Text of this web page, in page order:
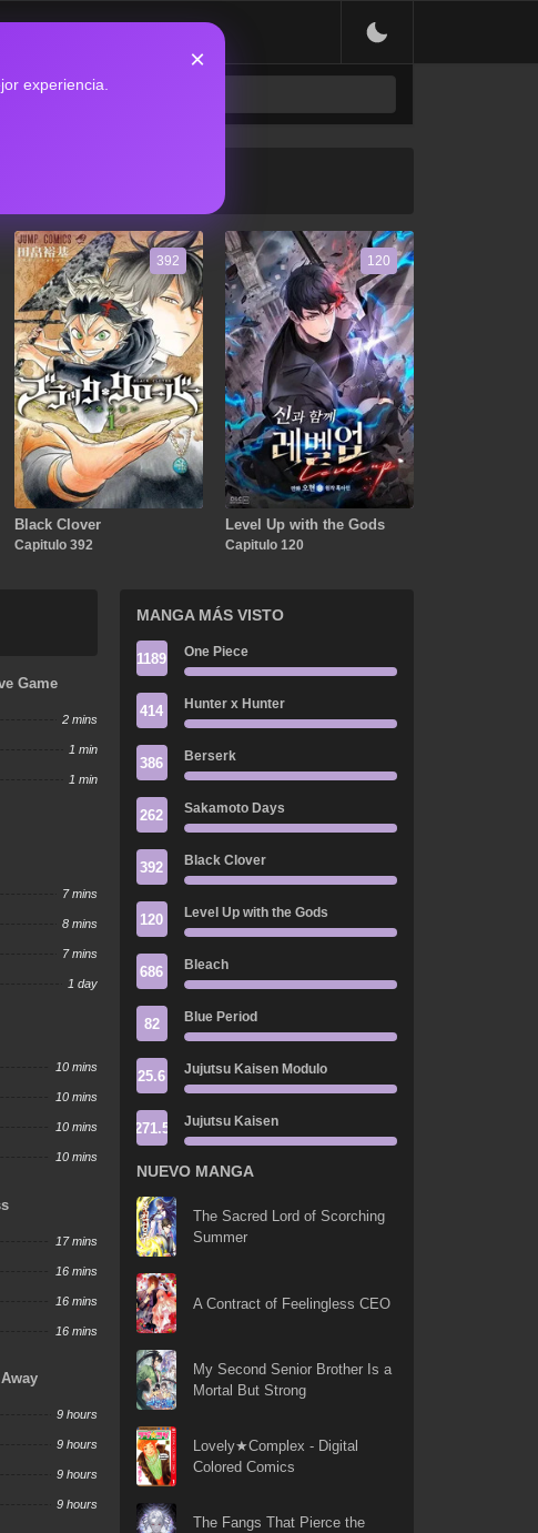
experiencia.
×
392
Black Clover
Capitulo 392
120
Level Up with the Gods
Capitulo 120
Game
2 mins
1 min
1 min
7 mins
8 mins
7 mins
1 day
10 mins
10 mins
10 mins
10 mins
17 mins
16 mins
16 mins
16 mins
9 hours
9 hours
9 hours
9 hours
MANGA MÁS VISTO
1189 One Piece
414 Hunter x Hunter
386 Berserk
262 Sakamoto Days
392 Black Clover
120 Level Up with the Gods
686 Bleach
82 Blue Period
25.6 Jujutsu Kaisen Modulo
271.5 Jujutsu Kaisen
NUEVO MANGA
The Sacred Lord of Scorching
Summer
A Contract of Feelingless CEO
My Second Senior Brother Is a
Mortal But Strong
Lovely★Complex - Digital
Colored Comics
The Fangs That Pierce the